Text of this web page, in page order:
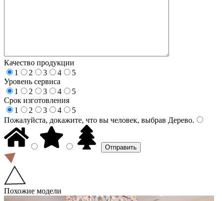
Качество продукции
1
2 3 4
5
Уровень сервиса
1
2 3 4
5
Срок изготовления
1
2 3 4
5
Пожалуйста, докажите, что вы человек, выбрав Дерево.
Похожие модели